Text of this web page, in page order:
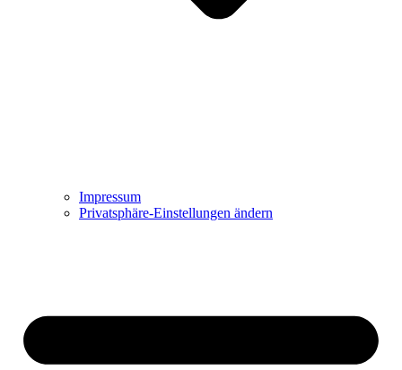
Impressum
Privatsphäre-Einstellungen ändern